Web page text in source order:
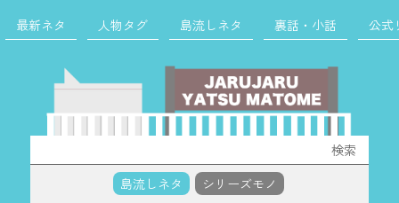
最新ネタ 人物タグ 島流しネタ 裏話・小話 公式
索:
島流しネタ
シリーズモノ